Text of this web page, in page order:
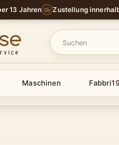
13 Jahren Zustellung
Maschinen